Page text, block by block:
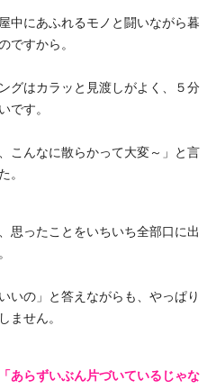
中にあふれるモノと闘いながら暮
ですから。
グはカラッと見渡しがよく、５分
です。
こんなに散らかって大変～」と言
。
思ったことをいちいち全部口に出
いの」と答えながらも、やっぱり
ません。
「あらずいぶん片づいているじゃな